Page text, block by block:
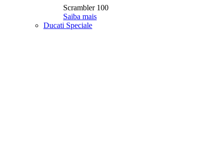
Scrambler 100
Saiba mais
Ducati Speciale